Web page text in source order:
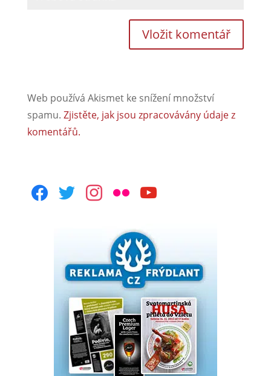
Web používá Akismet ke snížení množství
spamu. Zjistěte, jak jsou zpracovávány údaje z
komentářů.
facebooktwitterinstagram
flickr youtube